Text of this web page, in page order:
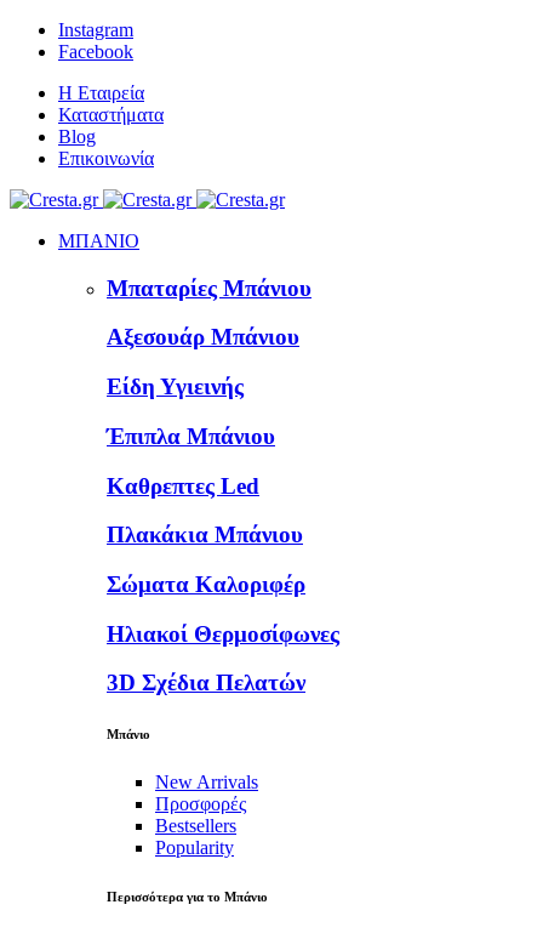
Instagram
Facebook
Η Εταιρεία
Καταστήματα
Blog
Επικοινωνία
ΜΠΑΝΙΟ
Μπαταρίες Μπάνιου
Αξεσουάρ Μπάνιου
Είδη Υγιεινής
Έπιπλα Μπάνιου
Καθρεπτες Led
Πλακάκια Μπάνιου
Σώματα Καλοριφέρ
Ηλιακοί Θερμοσίφωνες
3D Σχέδια Πελατών
Μπάνιο
New Arrivals
Προσφορές
Bestsellers
Popularity
Περισσότερα για το Μπάνιο